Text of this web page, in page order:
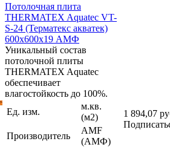
Потолочная плита
THERMATEX Aquatec VT-
S-24 (Терматекс акватек)
600x600x19 АМФ
Уникальный состав
потолочной плиты
THERMATEX Aquatec
обеспечивает
влагостойкость до 100%.
Ед. изм.
м.кв.
(м2)
Производитель
AMF
(АМФ)
1 894,07